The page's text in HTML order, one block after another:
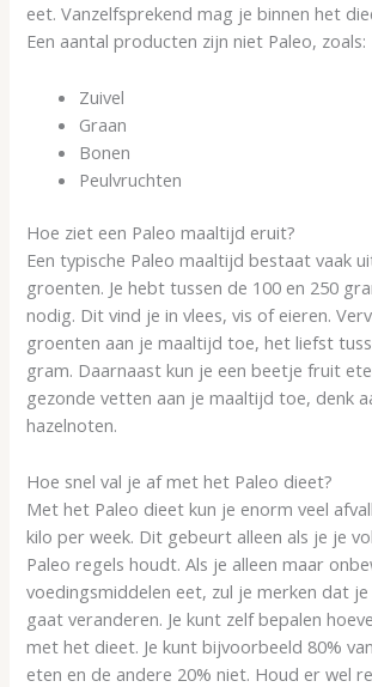
eet. Vanzelfsprekend mag je binnen het
Een aantal producten zijn niet Paleo, zoals:
Zuivel
Graan
Bonen
Peulvruchten
Hoe ziet een Paleo maaltijd eruit?
Een typische Paleo maaltijd bestaat vaak
groenten. Je hebt tussen de 100 en 250
nodig. Dit vind je in vlees, vis of eieren.
groenten aan je maaltijd toe, het liefst
gram. Daarnaast kun je een beetje fruit
gezonde vetten aan je maaltijd toe, denk
hazelnoten.
Hoe snel val je af met het Paleo dieet?
Met het Paleo dieet kun je enorm veel
kilo per week. Dit gebeurt alleen als je je
Paleo regels houdt. Als je alleen maar
voedingsmiddelen eet, zul je merken dat je
gaat veranderen. Je kunt zelf bepalen
met het dieet. Je kunt bijvoorbeeld 80%
eten en de andere 20% niet. Houd er wel